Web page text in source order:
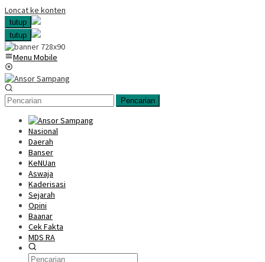
Loncat ke konten
tutup
tutup
Menu Mobile
Pencarian
Nasional
Daerah
Banser
KeNUan
Aswaja
Kaderisasi
Sejarah
Opini
Baanar
Cek Fakta
MDS RA